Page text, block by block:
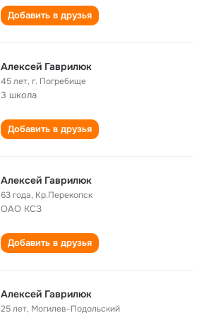
Добавить в друзья
Алексей Гаврилюк
45 лет,г. Погребище
3 школа
Добавить в друзья
Алексей Гаврилюк
63 года, Кр.Перекопск
ОАО КСЗ
Добавить в друзья
Алексей Гаврилюк
25 лет, Могилев-Подольский